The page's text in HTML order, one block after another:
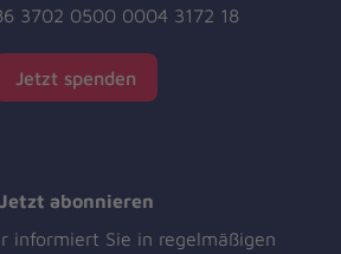
3702 0500 0004 3172 18
Jetzt spenden
Jetzt abonnieren
informiert Sie in regelmäßigen